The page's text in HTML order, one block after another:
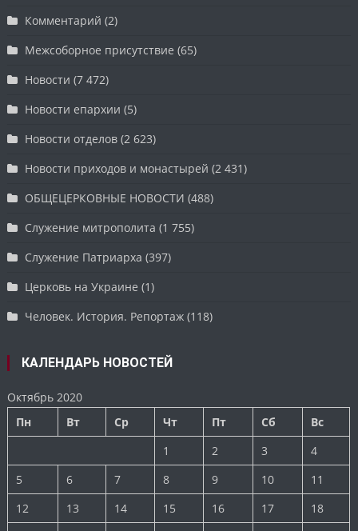
Комментарий (2)
Межсоборное присутствие (65)
Новости (7 472)
Новости епархии (5)
Новости отделов (2 623)
Новости приходов и монастырей (2 431)
ОБЩЕЦЕРКОВНЫЕ НОВОСТИ (488)
Служение митрополита (1 755)
Служение Патриарха (397)
Церковь на Украине (1)
Человек. История. Репортаж (118)
КАЛЕНДАРЬ НОВОСТЕЙ
Октябрь 2020
Пн
Вт Ср Чт Пт Сб
Вс
1
2 3
4
5
6 7 8 9 10
11
12
13 14 15 16 17
18